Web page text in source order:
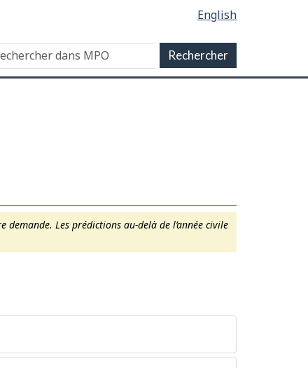
English
Les prédictions au-delà de l’année civile